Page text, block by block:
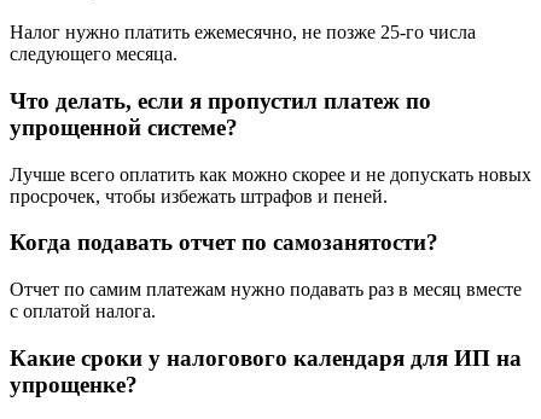
Налог нужно платить ежемесячно, не позже 25-го числа
следующего месяца.
Что делать, если я пропустил платеж по
упрощенной системе?
Лучше всего оплатить как можно скорее и не допускать новых
просрочек, чтобы избежать штрафов и пеней.
Когда подавать отчет по самозанятости?
Отчет по самим платежам нужно подавать раз в месяц вместе
с оплатой налога.
Какие сроки у налогового календаря для ИП на
упрощенке?